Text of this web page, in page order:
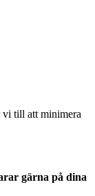
vi till att minimera
gärna på dina